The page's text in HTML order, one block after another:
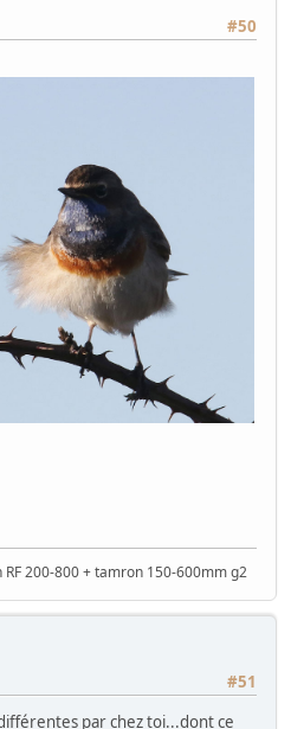
#50
200-800 + tamron 150-600mm g2
#51
par chez toi...dont ce